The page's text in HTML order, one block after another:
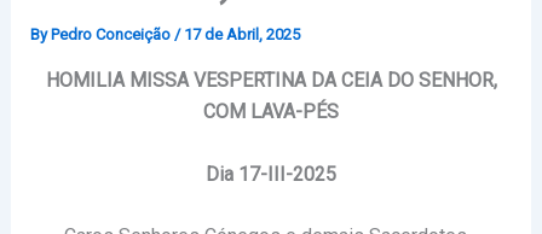
By Pedro Conceição / 17 de Abril, 2025
HOMILIA MISSA VESPERTINA DA CEIA DO SENHOR,
COM LAVA-PÉS
Dia 17-III-2025